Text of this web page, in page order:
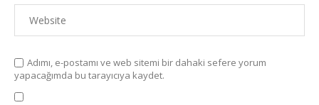
Adımı, e-postamı ve web sitemi bir dahaki sefere yorum
yapacağımda bu tarayıcıya kaydet.